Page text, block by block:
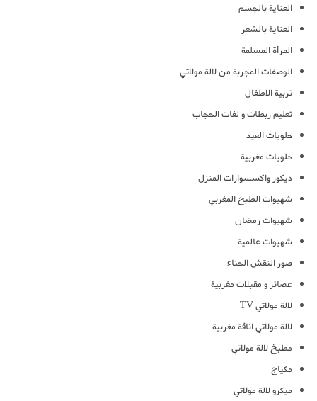
العناية بالجسم
العناية بالشعر
المرأة المسلمة
الوصفات المجربة من لالة مولاتي
تربية الاطفال
تعليم ربطات و لفات الحجاب
حلويات العيد
حلويات مغربية
ديكور واكسسوارات المنزل
شهيوات الطبخ المغربي
شهيوات رمضان
شهيوات عالمية
صور النقش الحناء
عصائر و مقبلات مغربية
لالة مولاتي TV
لالة مولاتي اناقة مغربية
مطبخ لالة مولاتي
مكياج
ميكرو لالة مولاتي